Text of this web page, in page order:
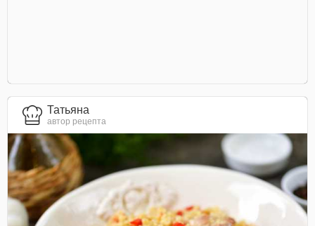
Татьяна
автор рецепта